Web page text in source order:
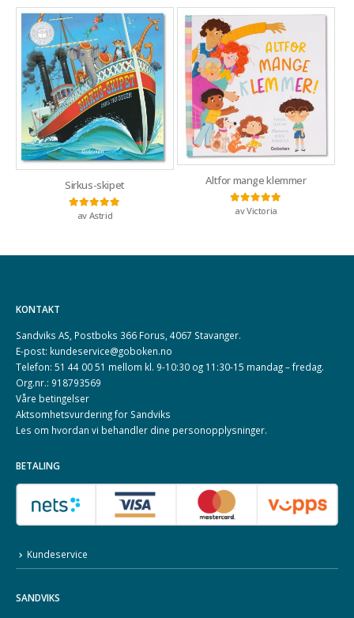
Sirkus-skipet
Vurdert5
av Astrid
Altfor mange klemmer
Vurdert5av 5
av Victoria
KONTAKT
Sandviks AS, Postboks 366 Forus, 4067 Stavanger.
E-post: kundeservice@goboken.no
Telefon: 51 44 00 51 mellom kl. 9-10:30 og 11:30-15 mandag – fredag.
Org.nr.: 918793569
Våre betingelser
Aktsomhetsvurdering for Sandviks
Les om hvordan vi behandler dine personopplysninger.
BETALING
Kundeservice
SANDVIKS